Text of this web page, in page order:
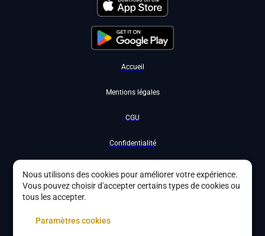
Accueil
Mentions légales
CGU
Confidentialité
Nous utilisons des cookies pour améliorer votre expérience.
Vous pouvez choisir d'accepter certains types de cookies ou
tous les accepter.
Paramètres cookies